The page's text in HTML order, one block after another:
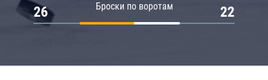
Броски по воротам
26 22